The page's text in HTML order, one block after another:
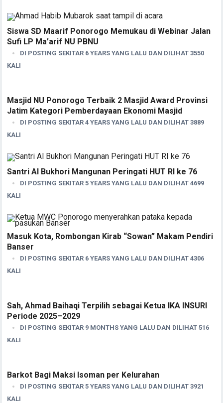
Siswa SD Maarif Ponorogo Memukau di Webinar Jalan
Sufi LP Ma’arif NU PBNU
DI POSTING SEKITAR 6 YEARS YANG LALU DAN DILIHAT 3550
KALI
Masjid NU Ponorogo Terbaik 2 Masjid Award Provinsi
Jatim Kategori Pemberdayaan Ekonomi Masjid
DI POSTING SEKITAR 4 YEARS YANG LALU DAN DILIHAT 3889
KALI
Santri Al Bukhori Mangunan Peringati HUT RI ke 76
DI POSTING SEKITAR 5 YEARS YANG LALU DAN DILIHAT 4699
KALI
Masuk Kota, Rombongan Kirab “Sowan” Makam Pendiri
Banser
DI POSTING SEKITAR 6 YEARS YANG LALU DAN DILIHAT 4306
KALI
Sah, Ahmad Baihaqi Terpilih sebagai Ketua IKA INSURI
Periode 2025–2029
DI POSTING SEKITAR 9 MONTHS YANG LALU DAN DILIHAT 516
KALI
Barkot Bagi Maksi Isoman per Kelurahan
DI POSTING SEKITAR 5 YEARS YANG LALU DAN DILIHAT 3921
KALI